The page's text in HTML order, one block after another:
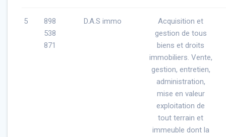
5
898
538
871
D.A.S immo
Acquisition et
gestion de tous
biens et droits
immobiliers. Vente,
gestion, entretien,
administration,
mise en valeur
exploitation de
tout terrain et
immeuble dont la